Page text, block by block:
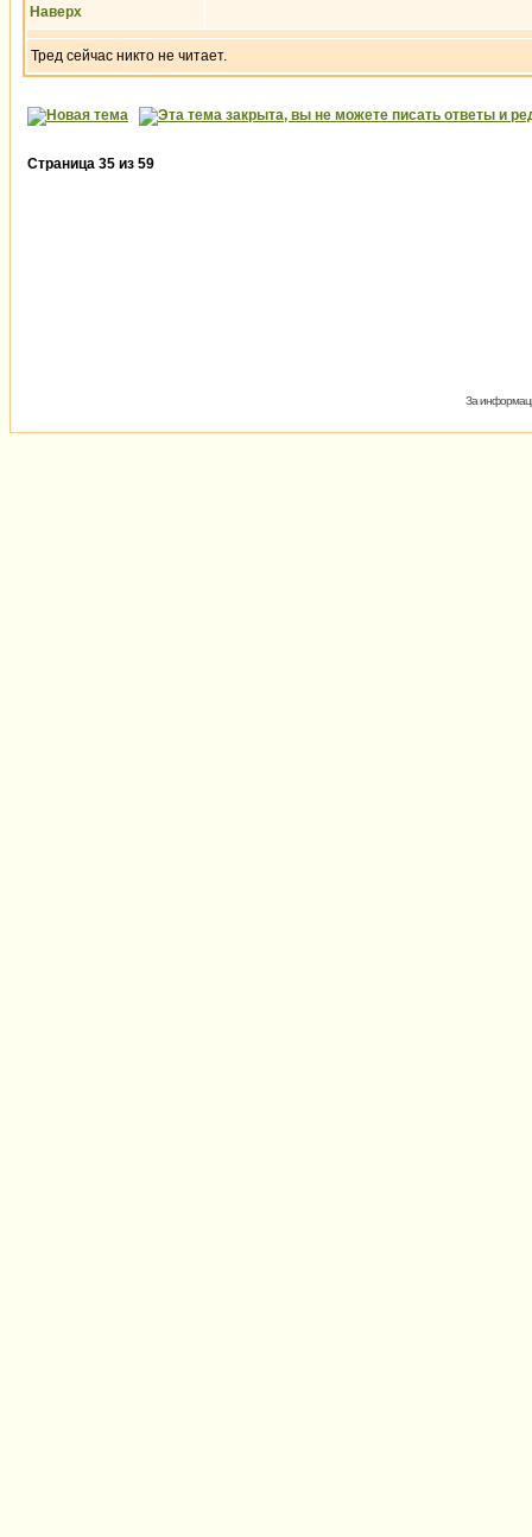
Наверх
Тред сейчас никто не читает.
Страница 35 из 59
За